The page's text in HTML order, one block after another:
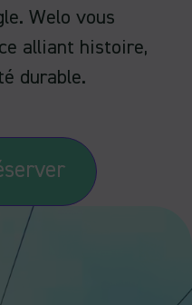
Welo vous
alliant histoire,
durable.